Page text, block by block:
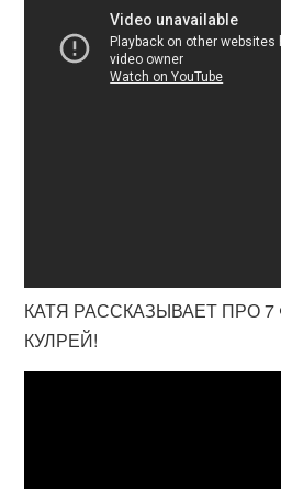
КАТЯ РАССКАЗЫВАЕТ ПРО
КУЛРЕЙ!